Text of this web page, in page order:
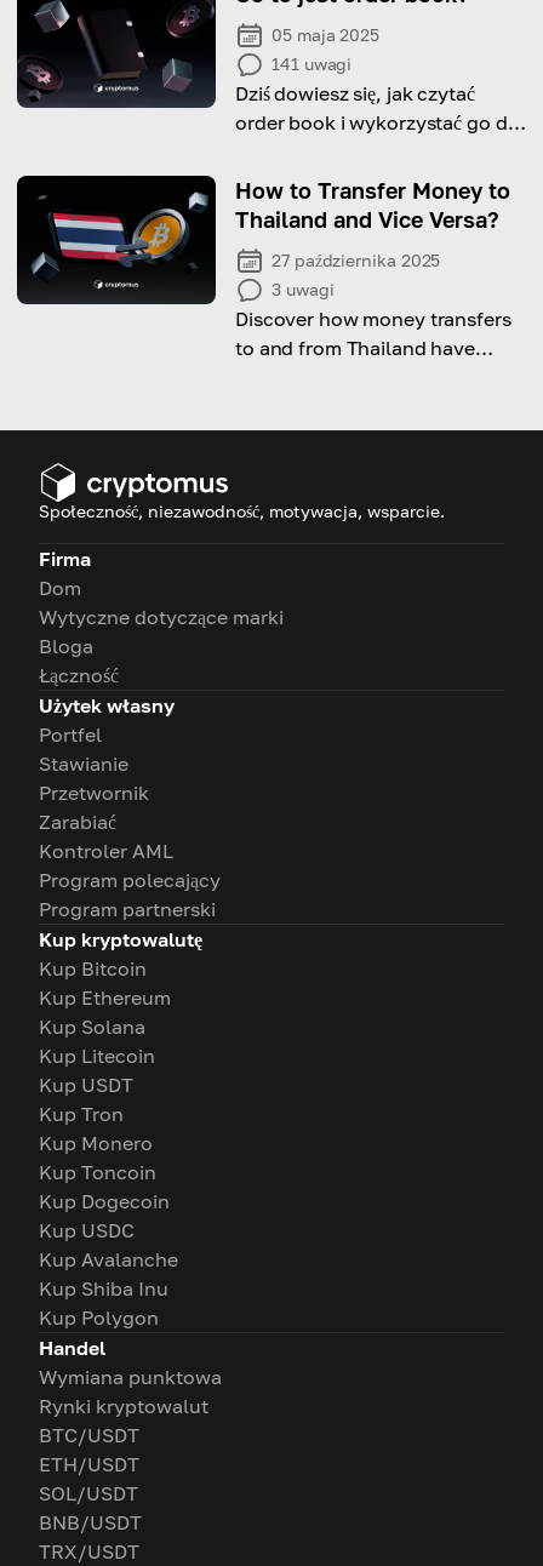
05 maja 2025
141 uwagi
Dziś dowiesz się, jak czytać
order book i wykorzystać go do
handlowych.
How to Transfer Money to
Thailand and Vice Versa?
27 października 2025
3 uwagi
Discover how money transfers
to and from Thailand have
Społeczność, niezawodność, motywacja, wsparcie.
Firma
Dom
Wytyczne dotyczące marki
Bloga
Łączność
Użytek własny
Portfel
Stawianie
Przetwornik
Zarabiać
Kontroler AML
Program polecający
Program partnerski
Kup kryptowalutę
Kup Bitcoin
Kup Ethereum
Kup Solana
Kup Litecoin
Kup USDT
Kup Tron
Kup Monero
Kup Toncoin
Kup Dogecoin
Kup USDC
Kup Avalanche
Kup Shiba Inu
Kup Polygon
Handel
Wymiana punktowa
Rynki kryptowalut
BTC/USDT
ETH/USDT
SOL/USDT
BNB/USDT
TRX/USDT